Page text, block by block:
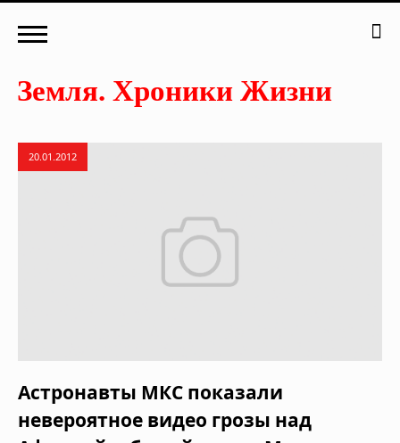
20.01.2012
Астронавты МКС показали
невероятное видео грозы над